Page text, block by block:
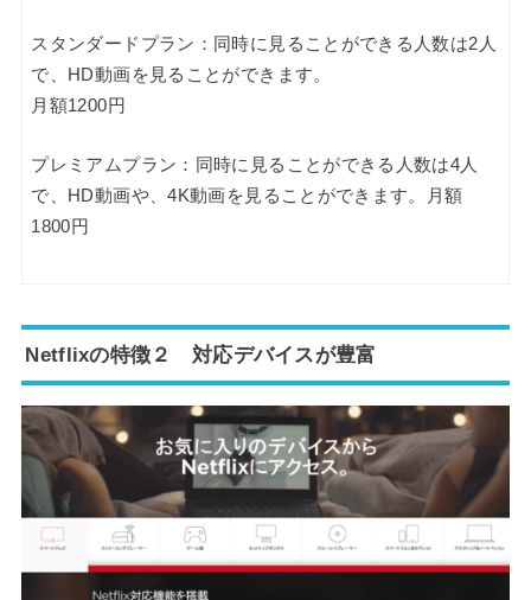
スタンダードプラン：同時に見ることができる人数は2人
で、HD動画を見ることができます。
月額1200円
プレミアムプラン：同時に見ることができる人数は4人
で、HD動画や、4K動画を見ることができます。月額
1800円
Netflixの特徴２ 対応デバイスが豊富